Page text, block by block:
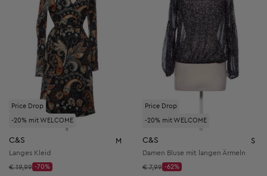
Price Drop
-20% mit WELCOME
C&S M
Langes Kleid
Startpreis:
€ 19,99
Discount Price:
-70%
Price Drop
-20% mit WELCOME
C&S S
Damen Bluse mit langen Ärmeln
Startpreis:
€ 7,99
Discount Price:
-62%